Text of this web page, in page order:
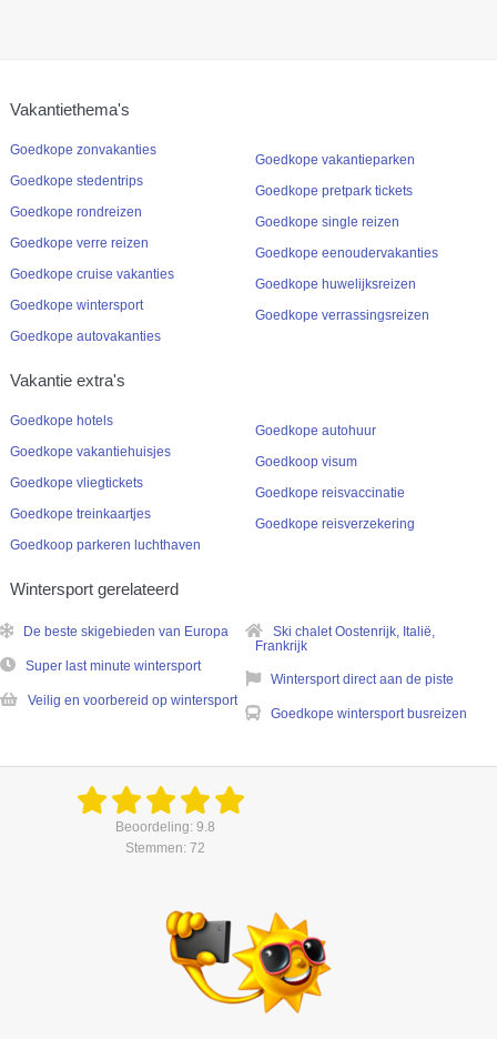
Vakantiethema's
Goedkope zonvakanties
Goedkope stedentrips
Goedkope rondreizen
Goedkope verre reizen
Goedkope cruise vakanties
Goedkope wintersport
Goedkope autovakanties
Goedkope vakantieparken
Goedkope pretpark tickets
Goedkope single reizen
Goedkope eenoudervakanties
Goedkope huwelijksreizen
Goedkope verrassingsreizen
Vakantie extra's
Goedkope hotels
Goedkope vakantiehuisjes
Goedkope vliegtickets
Goedkope treinkaartjes
Goedkoop parkeren luchthaven
Goedkope autohuur
Goedkoop visum
Goedkope reisvaccinatie
Goedkope reisverzekering
Wintersport gerelateerd
De beste skigebieden van Europa
Super last minute wintersport
Veilig en voorbereid op wintersport
Ski chalet Oostenrijk, Italië,
Frankrijk
Wintersport direct aan de piste
Goedkope wintersport busreizen
Beoordeling: 9.8
Stemmen: 72